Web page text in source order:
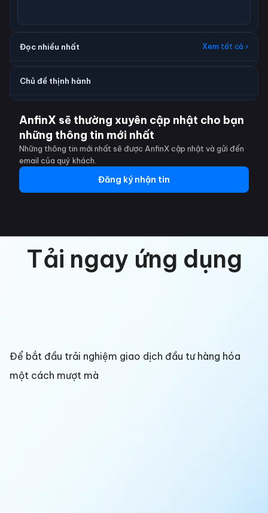
Đọc nhiều nhất Xem tất cả ›
Chủ đề thịnh hành
AnfinX sẽ thường xuyên cập nhật cho bạn
những thông tin mới nhất
Những thông tin mới nhất sẽ được AnfinX cập nhật và gửi đến
email của quý khách.
Đăng ký nhận tin
Tải ngay ứng dụng
Để bắt đầu trải nghiệm giao dịch đầu tư hàng hóa
một cách mượt mà